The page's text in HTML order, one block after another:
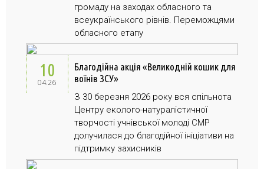
громаду на заходах обласного та
всеукраїнського рівнів. Переможцями
обласного етапу
10
04.26
Благодійна акція «Великодній кошик для
воїнів ЗСУ»
З 30 березня 2026 року вся спільнота
Центру еколого-натуралістичної
творчості учнівської молоді СМР
долучилася до благодійної ініціативи на
підтримку захисників